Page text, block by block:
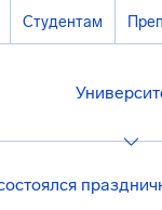
Студентам